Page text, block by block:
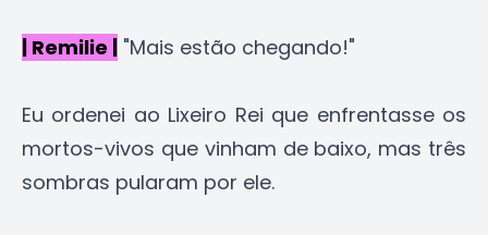
| Remilie | "Mais estão chegando!"
Eu ordenei ao Lixeiro Rei que enfrentasse os
mortos-vivos que vinham de baixo, mas três
sombras pularam por ele.